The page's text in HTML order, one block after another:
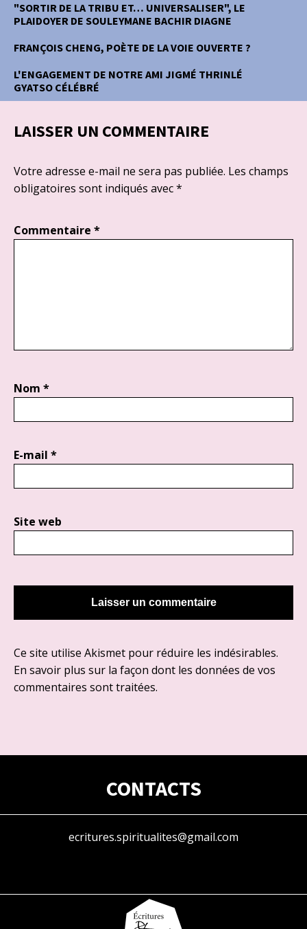
"SORTIR DE LA TRIBU ET… UNIVERSALISER", LE
PLAIDOYER DE SOULEYMANE BACHIR DIAGNE
FRANÇOIS CHENG, POÈTE DE LA VOIE OUVERTE ?
L'ENGAGEMENT DE NOTRE AMI JIGMÉ THRINLÉ
GYATSO CÉLÉBRÉ
LAISSER UN COMMENTAIRE
Votre adresse e-mail ne sera pas publiée. Les champs
obligatoires sont indiqués avec*
Commentaire *
Nom *
E-mail *
Site web
Ce site utilise Akismet pour réduire les indésirables.
En savoir plus sur la façon dont les données de vos
commentaires sont traitées.
CONTACTS
ecritures.spiritualites@gmail.com